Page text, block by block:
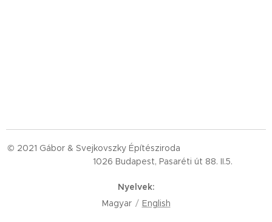
© 2021 Gábor & Svejkovszky Építésziroda
1026 Budapest, Pasaréti út 88. II.5.
Nyelvek
Magyar
English